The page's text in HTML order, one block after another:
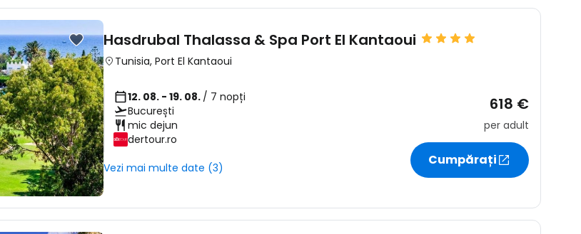
Hasdrubal Thalassa & Spa Port El Kantaoui
Tunisia, Port El Kantaoui
12. 08. - 19. 08. / 7 nopți
București
mic dejun
dertour.ro
Vezi mai multe date (3)
618 €
per adult
Cumpărați